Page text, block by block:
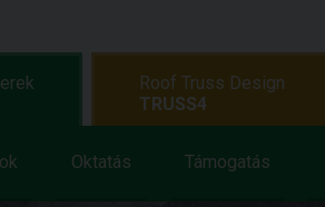
Oktatás Támogatás
Roof Truss Design
TRUSS4